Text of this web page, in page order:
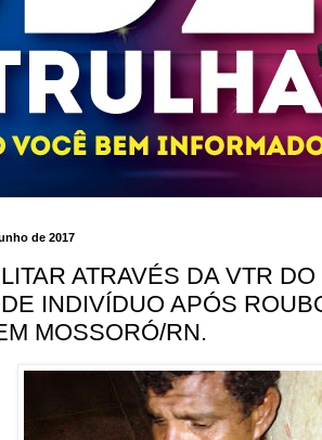
de 2017
ATRAVÉS DA VTR DO
INDIVÍDUO APÓS
MOSSORÓ/RN.